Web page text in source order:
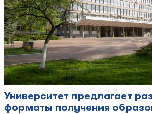
Университет предлагает
форматы получения